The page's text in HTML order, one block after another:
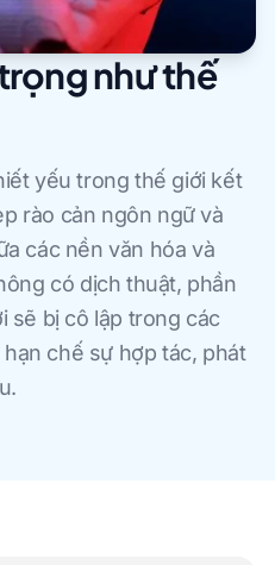
như thế
yếu trong thế giới kết
rào cản ngôn ngữ và
các nền văn hóa và
có dịch thuật, phần
sẽ bị cô lập trong các
chế sự hợp tác, phát